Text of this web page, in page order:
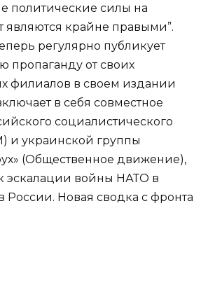
политические силы на
крайне правыми”.
регулярно публикует
пропаганду от своих
филиалов в своем издании
в себя совместное
социалистического
и украинской группы
(Общественное движение),
эскалации войны НАТО в
России. Новая сводка с фронта